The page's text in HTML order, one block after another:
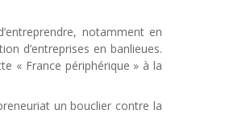
notamment en
d’entreprises en banlieues.
« France périphérique » à la
un bouclier contre la